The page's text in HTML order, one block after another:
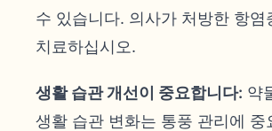
수 있습니다. 의사가 처방한 항염
치료하십시오.
생활 습관 개선이 중요합니다: 약
생활 습관 변화는 통풍 관리에 중